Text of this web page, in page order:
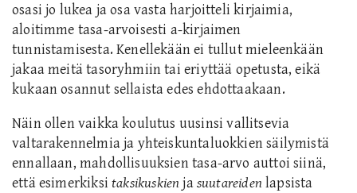
osasi jo lukea ja osa vasta harjoitteli kirjaimia,
aloitimme tasa-arvoisesti a-kirjaimen
tunnistamisesta. Kenellekään ei tullut mieleenkään
jakaa meitä tasoryhmiin tai eriyttää opetusta, eikä
kukaan osannut sellaista edes ehdottaakaan.
Näin ollen vaikka koulutus uusinsi vallitsevia
valtarakennelmia ja yhteiskuntaluokkien säilymistä
ennallaan, mahdollisuuksien tasa-arvo auttoisiinä,
että esimerkiksitaksikuskienjasuutareidenlapsista